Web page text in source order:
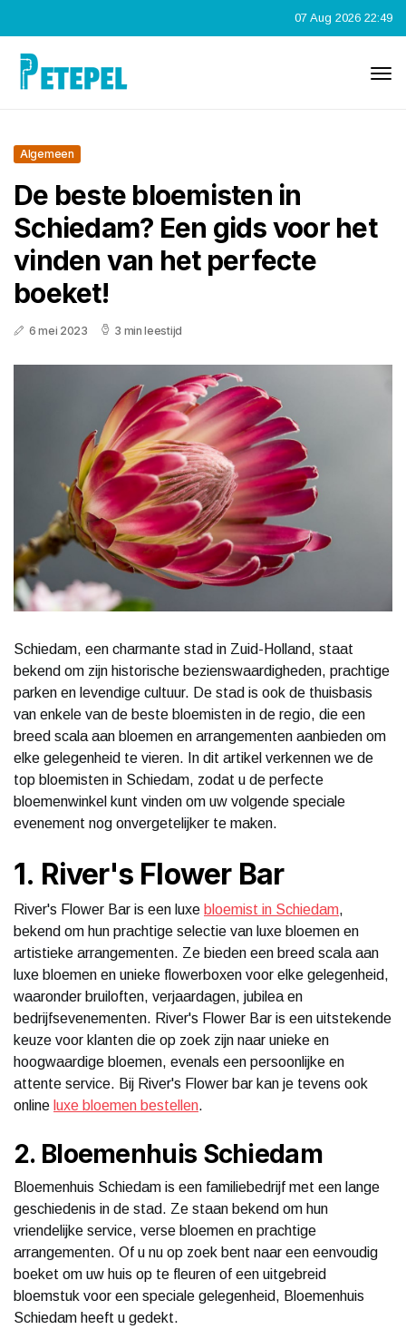
07 Aug 2026 22:49
Algemeen
De beste bloemisten in
Schiedam? Een gids voor het
vinden van het perfecte
boeket!
6 mei 2023 3 min leestijd
Schiedam, een charmante stad in Zuid-Holland, staat
bekend om zijn historische bezienswaardigheden, prachtige
parken en levendige cultuur. De stad is ook de thuisbasis
van enkele van de beste bloemisten in de regio, die een
breed scala aan bloemen en arrangementen aanbieden om
elke gelegenheid te vieren. In dit artikel verkennen we de
top bloemisten in Schiedam, zodat u de perfecte
bloemenwinkel kunt vinden om uw volgende speciale
evenement nog onvergetelijker te maken.
1. River's Flower Bar
River's Flower Bar is een luxe bloemist in Schiedam,
bekend om hun prachtige selectie van luxe bloemen en
artistieke arrangementen. Ze bieden een breed scala aan
luxe bloemen en unieke flowerboxen voor elke gelegenheid,
waaronder bruiloften, verjaardagen, jubilea en
bedrijfsevenementen. River's Flower Bar is een uitstekende
keuze voor klanten die op zoek zijn naar unieke en
hoogwaardige bloemen, evenals een persoonlijke en
attente service. Bij River's Flower bar kan je tevens ook
online luxe bloemen bestellen.
2. Bloemenhuis Schiedam
Bloemenhuis Schiedam is een familiebedrijf met een lange
geschiedenis in de stad. Ze staan bekend om hun
vriendelijke service, verse bloemen en prachtige
arrangementen. Of u nu op zoek bent naar een eenvoudig
boeket om uw huis op te fleuren of een uitgebreid
bloemstuk voor een speciale gelegenheid, Bloemenhuis
Schiedam heeft u gedekt.